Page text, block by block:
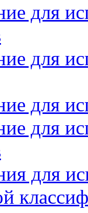
для
для
для
для
для